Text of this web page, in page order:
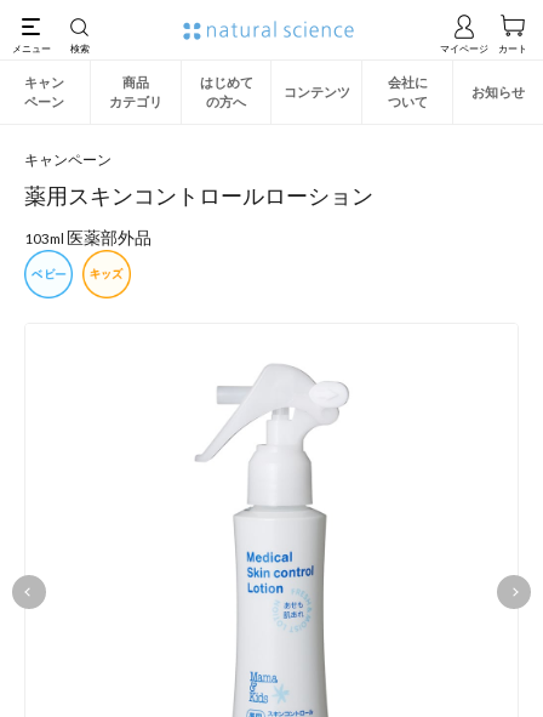
キャン
ペーン
商品
カテゴリ
はじめて
の方へ
コンテンツ
会社に
ついて
お知らせ
キャンペーン
薬用スキンコントロールローション
103ml 医薬部外品